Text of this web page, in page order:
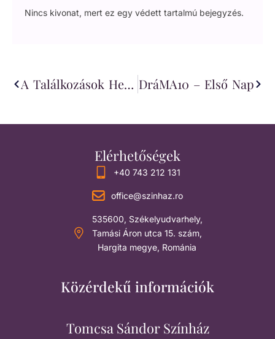
Nincs kivonat, mert ez egy védett tartalmú bejegyzés.
A Találkozások Helye Maradt A DráMA, Amely Alkotói Műhellyé Is Vált DráMA10 – Első Nap
Elérhetőségek
+40 743 212 131
office@szinhaz.ro
535600, Székelyudvarhely,
Tamási Áron utca 15. szám,
Hargita megye, Románia
Közérdekű információk
Tomcsa Sándor Színház